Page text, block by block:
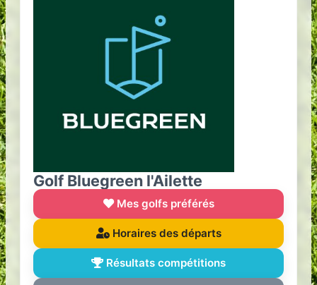
Golf Bluegreen l'Ailette
Mes golfs préférés
Horaires des départs
Résultats compétitions